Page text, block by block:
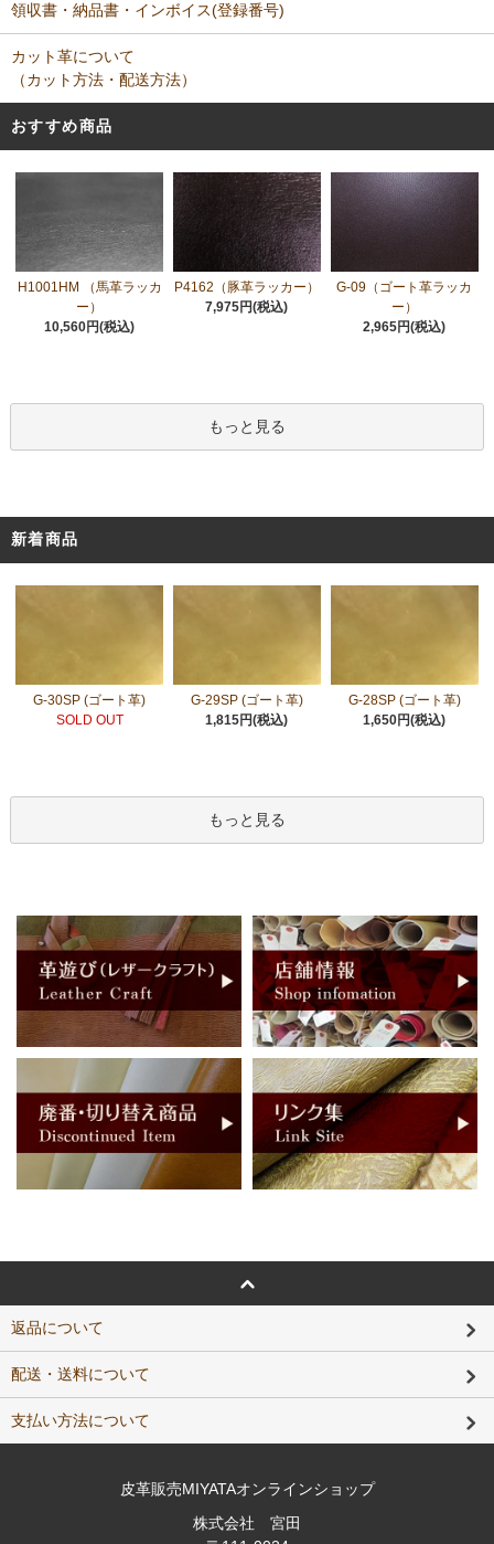
領収書・納品書・インボイス(登録番号)
カット革について
（カット方法・配送方法）
おすすめ商品
H1001HM （馬革ラッカ
ー）
10,560円(税込)
P4162（豚革ラッカー）
7,975円(税込)
G-09（ゴート革ラッカ
ー）
2,965円(税込)
もっと見る
新着商品
G-30SP (ゴート革)
SOLD OUT
G-29SP (ゴート革)
1,815円(税込)
G-28SP (ゴート革)
1,650円(税込)
もっと見る
返品について
配送・送料について
支払い方法について
皮革販売MIYATAオンラインショップ
株式会社 宮田